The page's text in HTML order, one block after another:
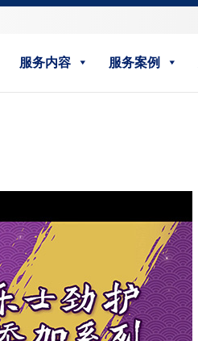
服务内容 服务案例